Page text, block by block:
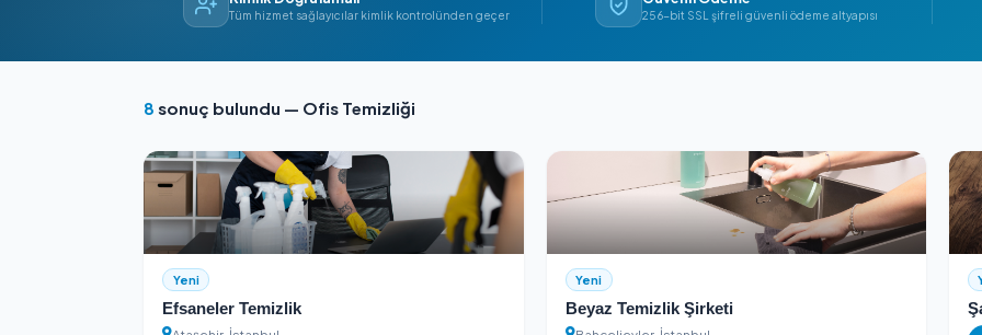
SAATLIK/GÜNLÜK YARDIMCI HIZMET HALI YIKAMA OTO YIKAMA VE UYGULAMA HIZMETLERI EV TEMIZLIĞI
İNŞAAT SONRASI TEMIZLIK İLAÇLAMA DEZENFEKSIYON
Kimlik Doğrulamalı
Tüm hizmet sağlayıcılar kimlik kontrolünden geçer
Güvenli Ödeme
256-bit SSL şifreli güvenli ödeme
8sonuç bulundu — Ofis Temizliği